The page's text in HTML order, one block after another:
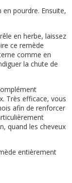
pourdre. Ensuite,
en herbe, laissez
ce remède
comme en
la chute de
Très efficace, vous
afin de renforcer
quand les cheveux
entièrement